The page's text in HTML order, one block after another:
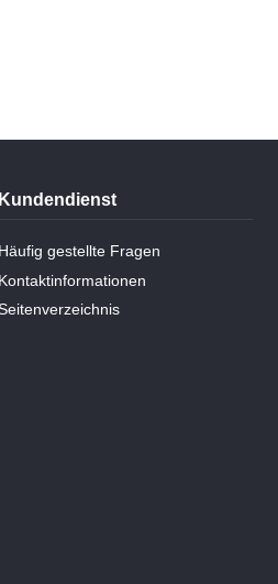
Daten
Kundendienst
Häufig gestellte Fragen
Kontaktinformationen